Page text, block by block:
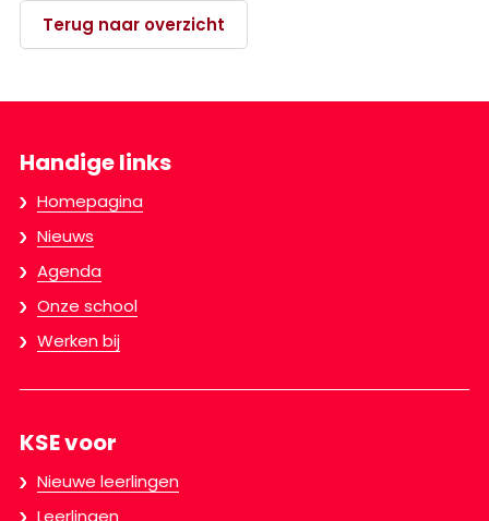
Terug naar overzicht
Handige links
Homepagina
Nieuws
Agenda
Onze school
Werken bij
KSE voor
Nieuwe leerlingen